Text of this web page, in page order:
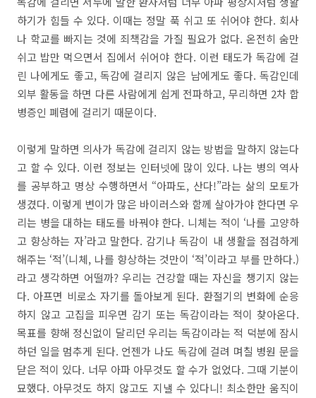
하기가 힘들 수 있다. 이때는 정말 푹 쉬고 또 쉬어야 한다. 회사
나 학교를 빠지는 것에 죄책감을 가질 필요가 없다. 온전히 숨만
쉬고 밥만 먹으면서 집에서 쉬어야 한다. 이런 태도가 독감에 걸
린 나에게도 좋고, 독감에 걸리지 않은 남에게도 좋다. 독감인데
외부 활동을 하면 다른 사람에게 쉽게 전파하고, 무리하면 2차 합
병증인 폐렴에 걸리기 때문이다.
이렇게 말하면 의사가 독감에 걸리지 않는 방법을 말하지 않는다
고 할 수 있다. 이런 정보는 인터넷에 많이 있다. 나는 병의 역사
를 공부하고 명상 수행하면서 “아파도, 산다!”라는 삶의 모토가
생겼다. 이렇게 변이가 많은 바이러스와 함께 살아가야 한다면 우
리는 병을 대하는 태도를 바꿔야 한다. 니체는 적이 ‘나를 고양하
고 향상하는 자’라고 말한다. 감기나 독감이 내 생활을 점검하게
해주는 ‘적’(니체, 나를 향상하는 것만이 ‘적’이라고 부를 만하다.)
라고 생각하면 어떨까? 우리는 건강할 때는 자신을 챙기지 않는
다. 아프면 비로소 자기를 돌아보게 된다. 환절기의 변화에 순응
하지 않고 고집을 피우면 감기 또는 독감이라는 적이 찾아온다.
목표를 향해 정신없이 달리던 우리는 독감이라는 적 덕분에 잠시
하던 일을 멈추게 된다. 언젠가 나도 독감에 걸려 며칠 병원 문을
닫은 적이 있다. 너무 아파 아무것도 할 수가 없었다. 그때 기분이
묘했다. 아무것도 하지 않고도 지낼 수 있다니! 최소한만 움직이